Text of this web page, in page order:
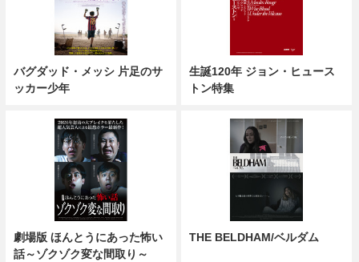
バグダッド・メッシ 片足のサ
ッカー少年
生誕120年 ジョン・ヒュース
トン特集
劇場版 ほんとうにあった怖い
話～ゾクゾク変な間取り～
THE BELDHAM/ベルダム